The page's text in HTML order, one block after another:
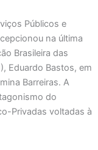
Públicos e
na última
Brasileira das
Eduardo Bastos, em
Barreiras. A
do
Privadas voltadas à